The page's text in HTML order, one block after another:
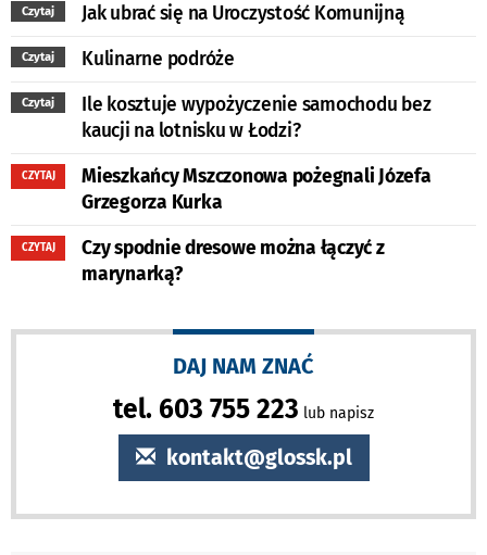
Czytaj Jak ubrać się na Uroczystość Komunijną
Czytaj Kulinarne podróże
Czytaj
Ile kosztuje wypożyczenie samochodu bez
kaucji na lotnisku w Łodzi?
CZYTAJ
Mieszkańcy Mszczonowa pożegnali Józefa
Grzegorza Kurka
CZYTAJ
Czy spodnie dresowe można łączyć z
marynarką?
DAJ NAM ZNAĆ
tel. 603 755 223 lub napisz
kontakt@glossk.pl